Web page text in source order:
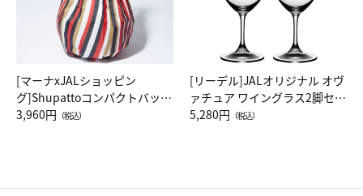
[マーナxJALショッピン
グ]Shupattoコンパクトバッグ
Drop JAL客室乗務員（LC）ス
3,960円 （税込）
[リーデル]JALオリジナル オヴ
ァチュア ワイングラス2脚セッ
ト（レッドワイン）
5,280円 （税込）